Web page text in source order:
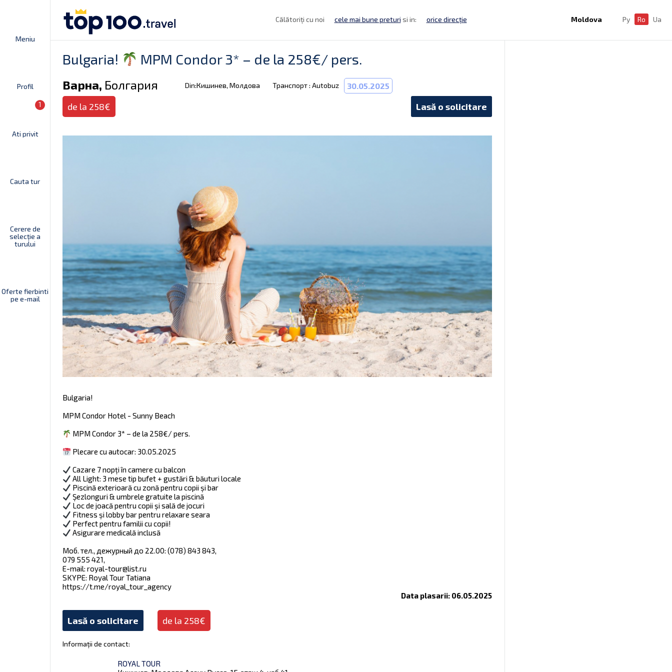
Meniu
Profil
Ati privit
1
Cauta tur
Cerere de
selecție a
turului
Oferte fierbinti
pe e-mail
Călătoriți cu noi cele mai bune preturi si in: orice direcție Moldova Ру Ro Ua
Bulgaria! MPM Condor 3* – de la 258€/ pers.
Варна, Болгария Din:Кишинев, Молдова Транспорт : Autobuz 30.05.2025
de la 258€ Lasă o solicitare
Bulgaria!
MPM Condor Hotel - Sunny Beach
MPM Condor 3* – de la 258€/ pers.
Plecare cu autocar: 30.05.2025
Cazare 7 nopți în camere cu balcon
All Light: 3 mese tip bufet + gustări & băuturi locale
Piscină exterioară cu zonă pentru copii și bar
Șezlonguri & umbrele gratuite la piscină
Loc de joacă pentru copii și sală de jocuri
Fitness și lobby bar pentru relaxare seara
Perfect pentru familii cu copii!
Asigurare medicală inclusă
Моб. тел., дежурный до 22.00: (078) 843 843,
079 555 421,
E-mail: royal-tour@list.ru
SKYPE: Royal Tour Tatianа
https://t.me/royal_tour_agency
Data plasarii: 06.05.2025
Lasă o solicitare de la 258€
Informații de contact:
ROYAL TOUR